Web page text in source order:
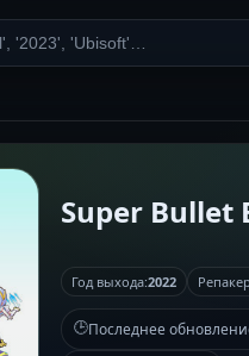
Super Bullet
Год выхода:2022
🕒Последнее